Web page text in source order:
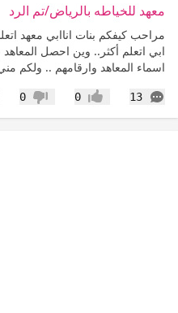
معهد للخياطه بالرياض/تم الرد
مراحب كيفكم بنات اناابي معهد
ابي اتعلم أكثر.. وين احصل
اسماء المعاهد وارقامهم .. ولكم
13
التعليقات إعجاب0 عدم إعجاب
0